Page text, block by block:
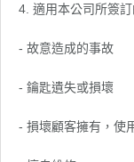
4. 適用本公司所簽
- 故意造成的事故
- 鑰匙遺失或損壞
- 損壞顧客擁有，使